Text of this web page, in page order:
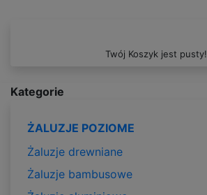
Twój Koszyk jest pusty!
Kategorie
ŻALUZJE POZIOME
Żaluzje drewniane
Żaluzje bambusowe